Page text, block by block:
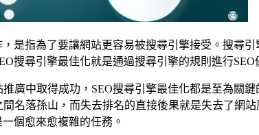
是指為了要讓網站更容易被搜尋引擎接受。搜尋
搜尋引擎最佳化就是通過搜尋引擎的規則進行
廣中取得成功，SEO搜尋引擎最佳化都是至為關
名落孫山，而失去排名的直接後果就是失去了網
個愈來愈複雜的任務。